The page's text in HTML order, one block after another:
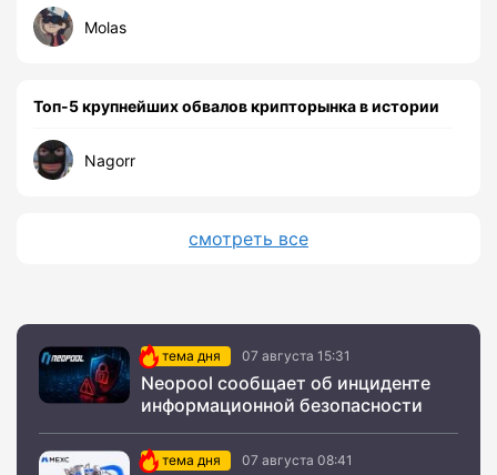
Molas
Топ-5 крупнейших обвалов крипторынка в истории
Nagorr
смотреть все
тема дня 07 августа 15:31
Neopool сообщает об инциденте
информационной безопасности
тема дня 07 августа 08:41